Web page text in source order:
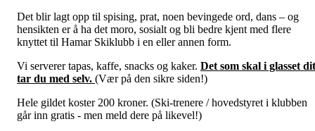
Det blir lagt opp til spising, prat, noen bevingede ord, dans – og
hensikten er å ha det moro, sosialt og bli bedre kjent med flere
knyttet til Hamar Skiklubb i en eller annen form.
Vi serverer tapas, kaffe, snacks og kaker. Det som skal i glasset
tar du med selv. (Vær på den sikre siden!)
Hele gildet koster 200 kroner. (Ski-trenere / hovedstyret i klubben
går inn gratis - men meld dere på likevel!)